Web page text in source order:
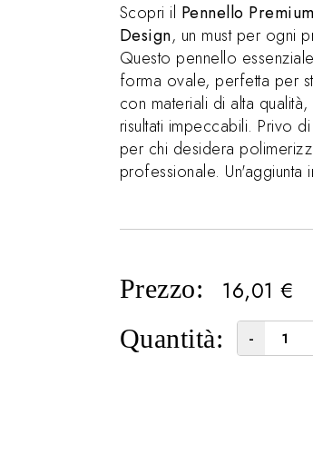
Scopri il Pennello
Design, un must per ogni
Questo pennello
forma ovale, perfetta per
con materiali di alta
risultati impeccabili. Privo
per chi desidera
professionale. Un'aggiunta
Prezzo: 16,01€
Quantità: -